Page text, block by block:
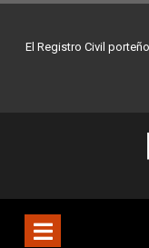
El Registro Civil